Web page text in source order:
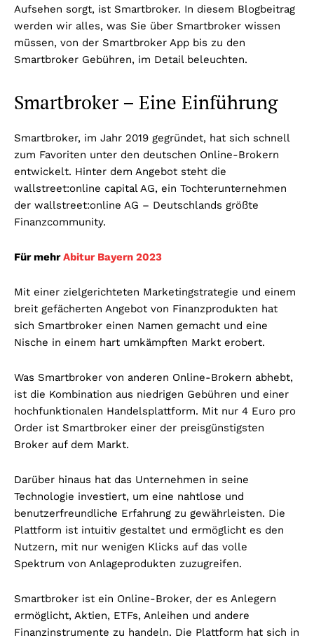
Aufsehen sorgt, ist Smartbroker. In diesem Blogbeitrag
werden wir alles, was Sie über Smartbroker wissen
müssen, von der Smartbroker App bis zu den
Smartbroker Gebühren, im Detail beleuchten.
Smartbroker – Eine Einführung
Smartbroker, im Jahr 2019 gegründet, hat sich schnell
zum Favoriten unter den deutschen Online-Brokern
entwickelt. Hinter dem Angebot steht die
wallstreet:online capital AG, ein Tochterunternehmen
der wallstreet:online AG – Deutschlands größte
Finanzcommunity.
Für mehrAbitur Bayern 2023
Mit einer zielgerichteten Marketingstrategie und einem
breit gefächerten Angebot von Finanzprodukten hat
sich Smartbroker einen Namen gemacht und eine
Nische in einem hart umkämpften Markt erobert.
Was Smartbroker von anderen Online-Brokern abhebt,
ist die Kombination aus niedrigen Gebühren und einer
hochfunktionalen Handelsplattform. Mit nur 4 Euro pro
Order ist Smartbroker einer der preisgünstigsten
Broker auf dem Markt.
Darüber hinaus hat das Unternehmen in seine
Technologie investiert, um eine nahtlose und
benutzerfreundliche Erfahrung zu gewährleisten. Die
Plattform ist intuitiv gestaltet und ermöglicht es den
Nutzern, mit nur wenigen Klicks auf das volle
Spektrum von Anlageprodukten zuzugreifen.
Smartbroker ist ein Online-Broker, der es Anlegern
ermöglicht, Aktien, ETFs, Anleihen und andere
Finanzinstrumente zu handeln. Die Plattform hat sich in